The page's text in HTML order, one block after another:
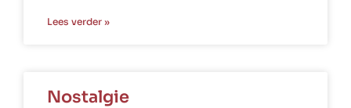
Lees verder »
Nostalgie